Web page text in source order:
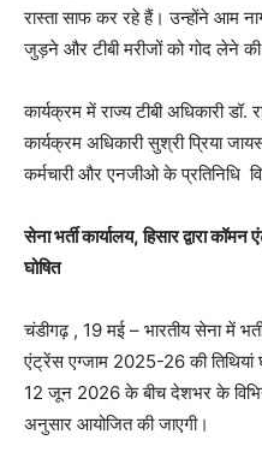
रास्ता साफ कर रहे हैं। उन्होंने आम
जुड़ने और टीबी मरीजों को गोद लेने
कार्यक्रम में राज्य टीबी अधिकारी
कार्यक्रम अधिकारी सुश्री प्रिया
कर्मचारी और एनजीओ के प्रतिनिधि
सेना भर्ती कार्यालय, हिसार द्वारा
घोषित
चंडीगढ़ , 19 मई – भारतीय सेना में
एंट्रेंस एग्जाम 2025-26 की तिथियां
12 जून 2026 के बीच देशभर के विभिन्न
अनुसार आयोजित की जाएगी।